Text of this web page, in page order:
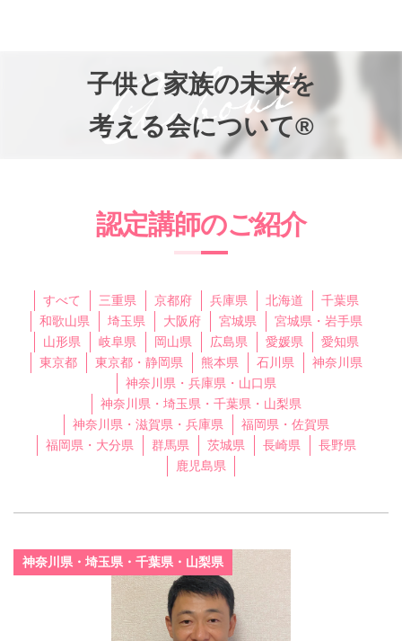
子供と家族の未来を考える会®
参加者の声
子供と家族の未来を
考える会について®
認定講師のご紹介
すべて 三重県 京都府 兵庫県 北海道
千葉県
和歌山県
埼玉県 大阪府 宮城県
宮城県・岩手県
山形県
岐阜県 岡山県 広島県 愛媛県
愛知県
東京都
東京都・静岡県 熊本県 石川県
神奈川県
神奈川県・兵庫県・山口県
神奈川県・埼玉県・千葉県・山梨県
神奈川県・滋賀県・兵庫県
福岡県・佐賀県
福岡県・大分県
群馬県 茨城県 長崎県
長野県
鹿児島県
神奈川県・埼玉県・千葉県・山梨県